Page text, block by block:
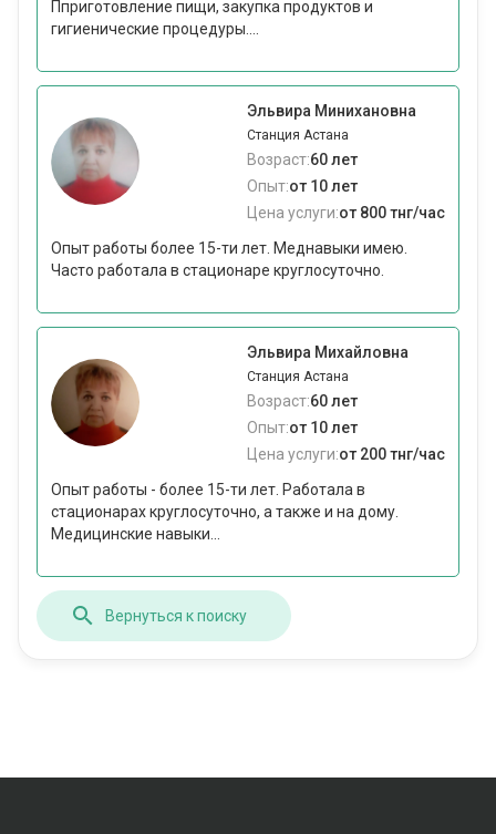
Пприготовление пищи, закупка продуктов и
гигиенические процедуры....
Эльвира Минихановна
Станция Астана
Возраст:60 лет
Опыт:от 10 лет
Цена услуги:от 800 тнг/час
Опыт работы более 15-ти лет. Меднавыки имею.
Часто работала в стационаре круглосуточно.
Эльвира Михайловна
Станция Астана
Возраст:60 лет
Опыт:от 10 лет
Цена услуги:от 200 тнг/час
Опыт работы - более 15-ти лет. Работала в
стационарах круглосуточно, а также и на дому.
Медицинские навыки...
Вернуться к поиску